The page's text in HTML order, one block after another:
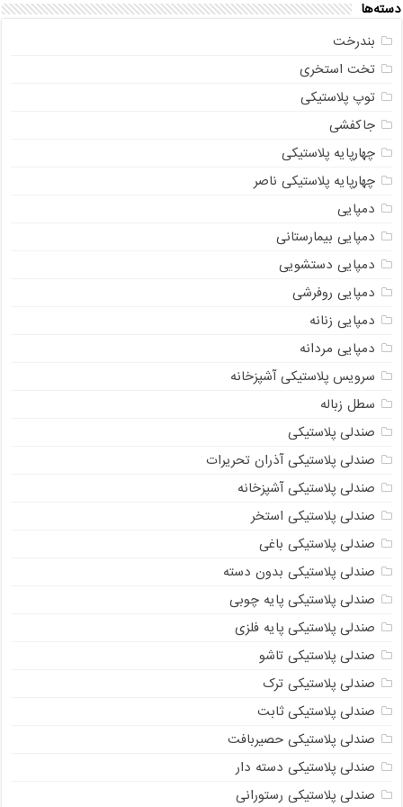
دسته‌ها
بندرخت
تخت استخری
توپ پلاستیکی
جاکفشی
چهارپایه پلاستیکی
چهارپایه پلاستیکی ناصر
دمپایی
دمپایی بیمارستانی
دمپایی دستشویی
دمپایی روفرشی
دمپایی زنانه
دمپایی مردانه
سرویس پلاستیکی آشپزخانه
سطل زباله
صندلی پلاستیکی
صندلی پلاستیکی آذران تحریرات
صندلی پلاستیکی آشپزخانه
صندلی پلاستیکی استخر
صندلی پلاستیکی باغی
صندلی پلاستیکی بدون دسته
صندلی پلاستیکی پایه چوبی
صندلی پلاستیکی پایه فلزی
صندلی پلاستیکی تاشو
صندلی پلاستیکی ترک
صندلی پلاستیکی ثابت
صندلی پلاستیکی حصیربافت
صندلی پلاستیکی دسته دار
صندلی پلاستیکی رستورانی